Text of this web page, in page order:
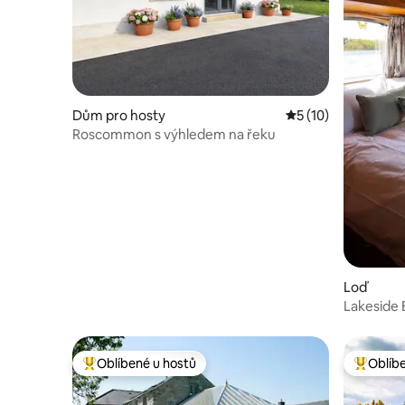
Dům pro hosty Průměrné
5 (10)
Roscommon s výhledem na řeku
Loď
Lakeside
Nejlepší v kategorii Oblíbené u hostů
Oblíbené u hostů